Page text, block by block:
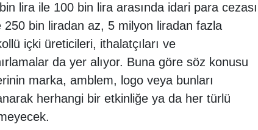
lira ile 100 bin lira arasında idari para cezası
250 bin liradan az, 5 milyon liradan fazla
içki üreticileri, ithalatçıları ve
da yer alıyor. Buna göre söz konusu
marka, amblem, logo veya bunları
herhangi bir etkinliğe ya da her türlü